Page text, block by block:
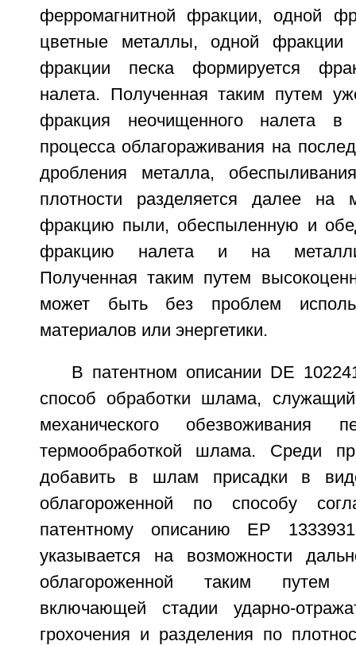
ферромагнитной фракции, одной
цветные металлы, одной фракции
фракции песка формируется
налета. Полученная таким путем
фракция неочищенного налета в
процесса облагораживания на
дробления металла,
плотности разделяется далее на
фракцию пыли, обеспыленную и
фракцию налета и на
Полученная таким путем
может быть без проблем
материалов или энергетики.
В патентном описании DE
способ обработки шлама,
механического обезвоживания
термообработкой шлама. Среди
добавить в шлам присадки в
облагороженной по способу
патентному описанию ЕР
указывается на возможности
облагороженной таким путем
включающей стадии ударно-
грохочения и разделения по